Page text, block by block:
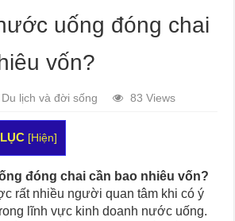
uống đóng chai
vốn?
Du lịch và đời sống 83 Views
[Hiện]
đóng chai cần bao nhiêu vốn?
rất nhiều người quan tâm khi có ý
lĩnh vực kinh doanh nước uống.